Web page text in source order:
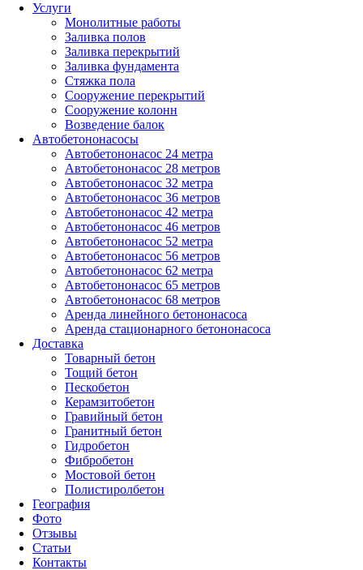
Услуги
Монолитные работы
Заливка полов
Заливка перекрытий
Заливка фундамента
Стяжка пола
Сооружение перекрытий
Сооружение колонн
Возведение балок
Автобетононасосы
Автобетононасос 24 метра
Автобетононасос 28 метров
Автобетононасос 32 метра
Автобетононасос 36 метров
Автобетононасос 42 метра
Автобетононасос 46 метров
Автобетононасос 52 метра
Автобетононасос 56 метров
Автобетононасос 62 метра
Автобетононасос 65 метров
Автобетононасос 68 метров
Аренда линейного бетононасоса
Аренда стационарного бетононасоса
Доставка
Товарный бетон
Тощий бетон
Пескобетон
Керамзитобетон
Гравийный бетон
Гранитный бетон
Гидробетон
Фибробетон
Мостовой бетон
Полистиролбетон
География
Фото
Отзывы
Статьи
Контакты